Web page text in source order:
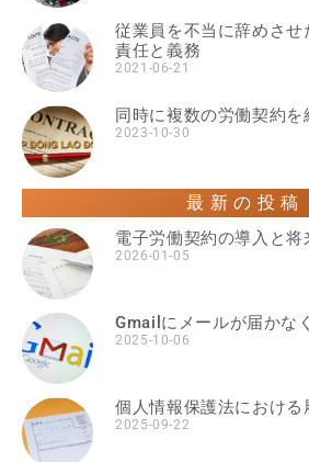
従業員を不当に辞めさせ
責任と義務
2021-06-21
同時に複数の労働契約
2023-10-30
最新の投稿
電子労働契約の導入と将
2026-01-05
Gmailにメールが届かな
2025-10-06
個人情報保護法における
2025-09-22